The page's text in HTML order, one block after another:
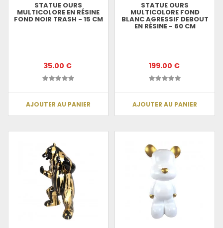
STATUE OURS
MULTICOLORE EN RÉSINE
FOND NOIR TRASH - 15 CM
35.00 €
AJOUTER AU PANIER
STATUE OURS
MULTICOLORE FOND
BLANC AGRESSIF DEBOUT
EN RÉSINE - 60 CM
199.00 €
AJOUTER AU PANIER